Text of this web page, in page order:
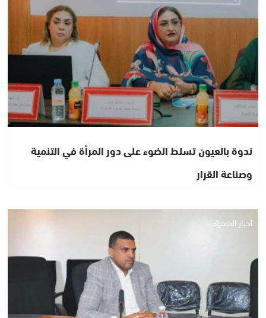
ندوة بالعيون تسلط الضوء على دور المرأة في التنمية
وصناعة القرار
أخبار الصحراء